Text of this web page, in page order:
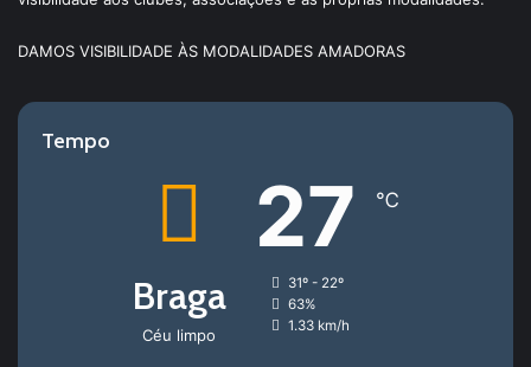
DAMOS VISIBILIDADE ÀS MODALIDADES AMADORAS
Tempo
Braga
Céu limpo
27 ℃
31º - 22º
63%
1.33 km/h